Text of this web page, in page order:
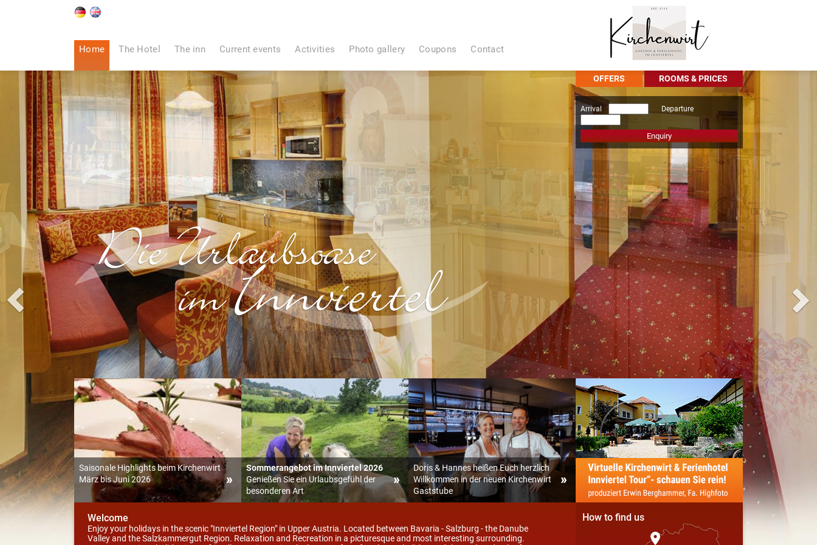
Home The Hotel The inn Current events Activities Photo gallery Coupons Contact
OFFERS ROOMS & PRICES
Arrival Departure
Enquiry
Saisonale Highlights beim Kirchenwirt
März bis Juni 2026
Sommerangebot im Innviertel 2026
Genießen Sie ein Urlaubsgefühl der
besonderen Art
Doris & Hannes heißen Euch herzlich
Willkommen in der neuen Kirchenwirt
Gaststube
Welcome
Enjoy your holidays in the scenic "Innviertel Region" in Upper Austria. Located between Bavaria - Salzburg - the Danube
Valley and the Salzkammergut Region. Relaxation and Recreation in a picturesque and most interesting surrounding.
How to find us